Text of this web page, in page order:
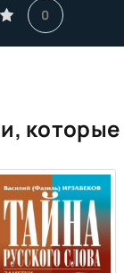
0
которые